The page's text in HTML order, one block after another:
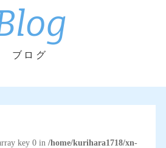
Blog
ブログ
key 0 in /home/kurihara1718/xn-